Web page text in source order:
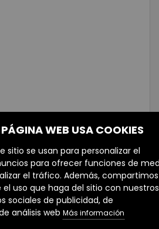
INMOBILIARIO
WEB USA COOKIES
sitio se usan para personalizar el
para ofrecer funciones de
el tráfico. Además, compartimos
uso que haga del sitio con nuestros
sociales de publicidad, de
análisis web Más información